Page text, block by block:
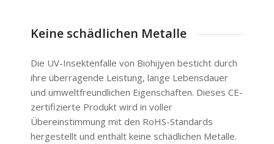
Keine schädlichen Metalle
Die UV-Insektenfalle von Biohijyen besticht durch
ihre überragende Leistung, lange Lebensdauer
und umweltfreundlichen Eigenschaften. Dieses CE-
zertifizierte Produkt wird in voller
Übereinstimmung mit den RoHS-Standards
hergestellt und enthält keine schädlichen Metalle.